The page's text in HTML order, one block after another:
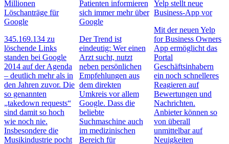
Millionen
Löschanträge für
Google
345.169.134 zu
löschende Links
standen bei Google
2014 auf der Agenda
– deutlich mehr als in
den Jahren zuvor. Die
so genannten
„takedown requests“
sind damit so hoch
wie noch nie.
Insbesondere die
Musikindustrie pocht
Patienten informieren
sich immer mehr über
Google
Der Trend ist
eindeutig: Wer einen
Arzt sucht, nutzt
neben persönlichen
Empfehlungen aus
dem direkten
Umkreis vor allem
Google. Dass die
beliebte
Suchmaschine auch
im medizinischen
Bereich für
Yelp stellt neue
Business-App vor
Mit der neuen Yelp
for Business Owners
App ermöglicht das
Portal
Geschäftsinhabern
ein noch schnelleres
Reagieren auf
Bewertungen und
Nachrichten.
Anbieter können so
von überall
unmittelbar auf
Neuigkeiten